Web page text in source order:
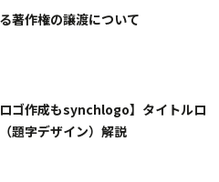
著作権の譲渡について
ロゴ作成もsynchlogo】タイトルロ
題字デザイン）解説